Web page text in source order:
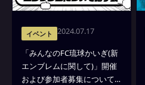
イベント 2024.07.17
「みんなのFC琉球かいぎ(新
エンブレムに関して)」開催
および参加者募集について